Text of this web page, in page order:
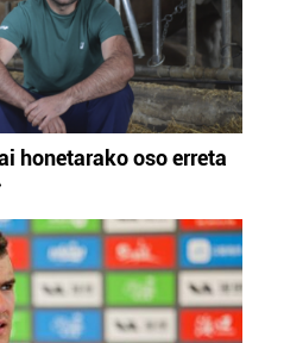
honetarako oso erreta